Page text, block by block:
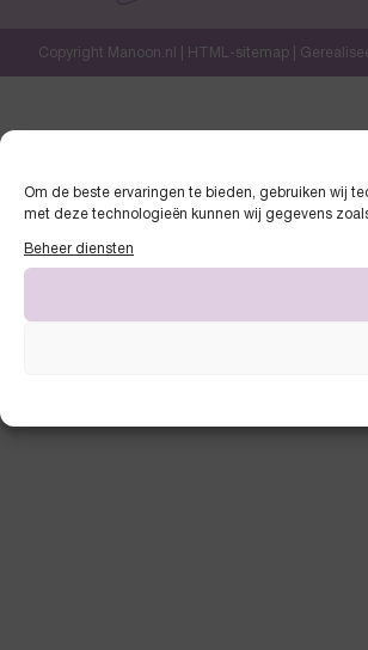
Om de beste ervaringen te bieden, gebruiken wij
met deze technologieën kunnen wij gegevens
Beheer diensten
Copyright Manoon.nl | HTML-sitemap|